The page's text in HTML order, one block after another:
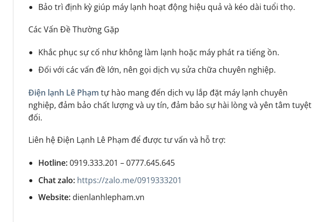
Bảo trì định kỳ giúp máy lạnh hoạt động hiệu quả và kéo dài tuổi thọ.
Các Vấn Đề Thường Gặp
Khắc phục sự cố như không làm lạnh hoặc máy phát ra tiếng ồn.
Đối với các vấn đề lớn, nên gọi dịch vụ sửa chữa chuyên nghiệp.
Điện lạnh Lê Phạm tự hào mang đến dịch vụ lắp đặt máy lạnh chuyên
nghiệp, đảm bảo chất lượng và uy tín, đảm bảo sự hài lòng và yên tâm tuyệt
đối.
Liên hệ Điện Lạnh Lê Phạm để được tư vấn và hỗ trợ:
Hotline:0919.333.201 – 0777.645.645
Chat zalo: https://zalo.me/0919333201
Website: dienlanhlepham.vn